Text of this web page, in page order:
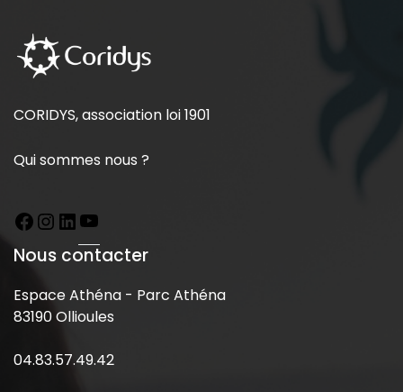
CORIDYS, association loi 1901
Qui sommes nous ?
Nous contacter
Espace Athéna - Parc Athéna
83190 Ollioules
04.83.57.49.42